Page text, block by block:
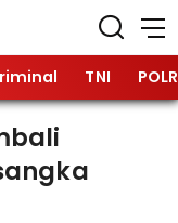
TNI